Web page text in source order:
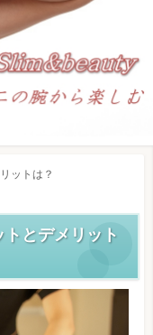
ットは？
とデメリット